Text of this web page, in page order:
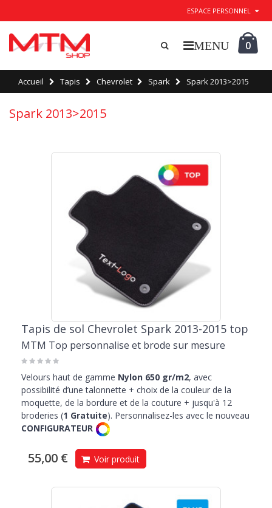
ESPACE PERSONNEL
0
Accueil Tapis Chevrolet Spark Spark 2013>2015
Spark 2013>2015
Tapis de sol Chevrolet Spark 2013-2015 top
MTM Top personnalise et brode sur mesure
Velours haut de gamme Nylon 650 gr/m2, avec
possibilité d’une talonnette + choix de la couleur de la
moquette, de la bordure et de la couture + jusqu'à 12
broderies (1 Gratuite). Personnalisez-les avec le nouveau
CONFIGURATEUR
55,00 € Voir produit